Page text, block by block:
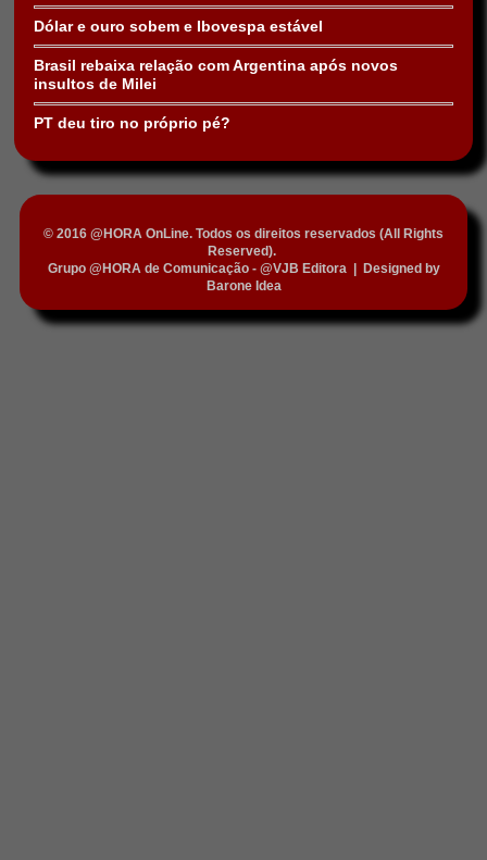
Dólar e ouro sobem e Ibovespa estável
Brasil rebaixa relação com Argentina após novos
insultos de Milei
PT deu tiro no próprio pé?
© 2016 @HORA OnLine. Todos os direitos reservados (All Rights
Reserved).
Grupo @HORA de Comunicação - @VJB Editora|
Designed by
Barone Idea